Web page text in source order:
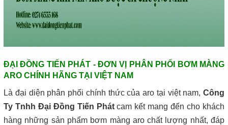
ĐẠI ĐỒNG TIẾN PHÁT - ĐƠN VỊ PHÂN PHỐI BƠM MÀNG
ARO CHÍNH HÃNG TẠI VIỆT NAM
Là đại diện phân phối chính thức của aro tại việt nam, Công
Ty Tnhh Đại Đồng Tiến Phátcam kết mang đến cho khách
hàng những sản phẩm bơm màng aro chất lượng nhất, đáp